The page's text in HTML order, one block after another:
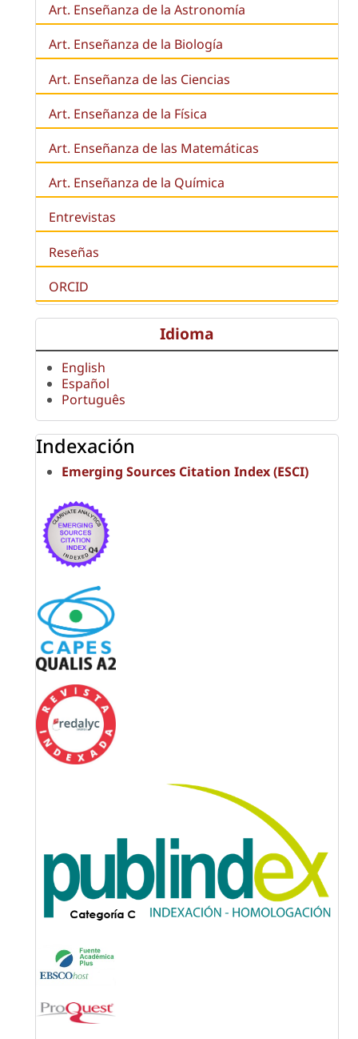
Art. Enseñanza de la Astronomía
Art. Enseñanza de la Biología
Art. Enseñanza de las Ciencias
Art. Enseñanza de la Física
Art. Enseñanza de las Matemáticas
Art. Enseñanza de la Química
Entrevistas
Reseñas
ORCID
Idioma
English
Español
Português
Indexación
Emerging Sources Citation Index (ESCI)